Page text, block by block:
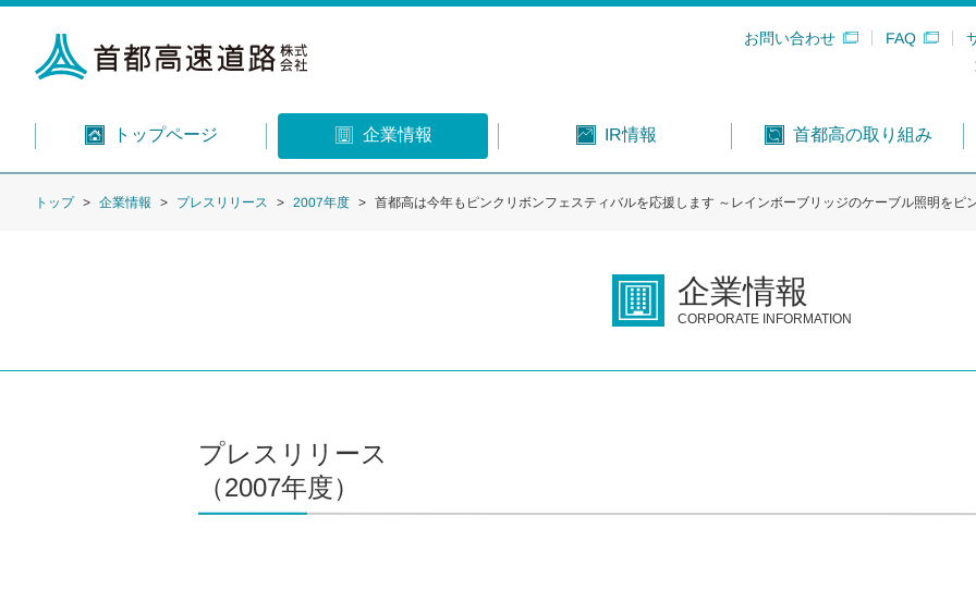
お問い合わせ FAQ
トップページ 企業情報 IR情報 首都高の取り組み
トップ 企業情報 プレスリリース 2007年度 首都高は今年もピンクリボンフェスティバルを応援します ～レインボーブリッジのケーブル照明をピ
企業情報
CORPORATE INFORMATION
プレスリリース
（2007年度）